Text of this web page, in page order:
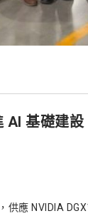
基礎建
應 NVIDIA